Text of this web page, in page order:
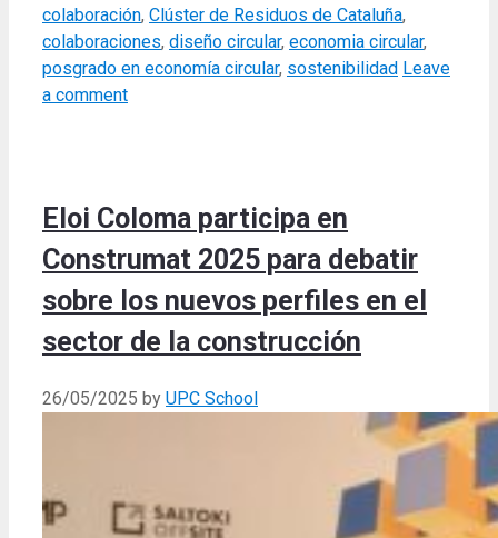
colaboración, Clúster de Residuos de Cataluña,
colaboraciones, diseño circular, economia circular,
posgrado en economía circular, sostenibilidad Leave
a comment
Eloi Coloma participa en
Construmat 2025 para debatir
sobre los nuevos perfiles en el
sector de la construcción
26/05/2025 by UPC School